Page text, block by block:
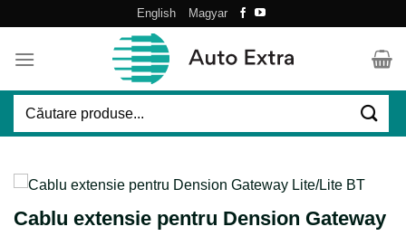
content
English Magyar
Caută
Cablu extensie pentru Dension Gateway